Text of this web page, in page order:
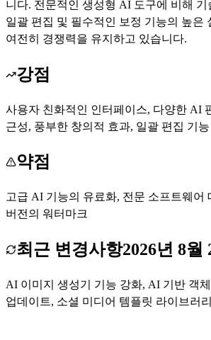
니다. 전문적인 생성형 AI 도구에 비해
일괄 편집 및 필수적인 보정 기능의 높은
여전히 경쟁력을 유지하고 있습니다.
강점
사용자 친화적인 인터페이스, 다양한 AI
근성, 풍부한 창의적 효과, 일괄 편집 기능
약점
고급 AI 기능의 유료화, 전문 소프트웨어
버전의 워터마크
최근 변경사항2026년 8월
AI 이미지 생성기 기능 강화, AI 기반 객
업데이트, 소셜 미디어 템플릿 라이브러